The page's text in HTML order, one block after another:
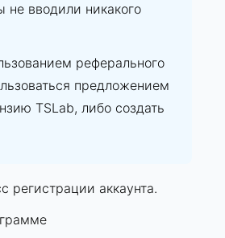
не вводили никакого
реферального
предложением
TSLab, либо создать
регистрации аккаунта.